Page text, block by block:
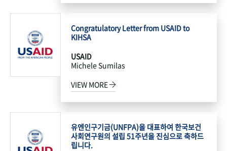
Congratulatory Letter from USAID to
KIHSA
USAID
Michele Sumilas
VIEW MORE
유엔인구기금(UNFPA)을 대표하여 한국보건
사회연구원의 설립 51주년을 진심으로 축하드
립니다.